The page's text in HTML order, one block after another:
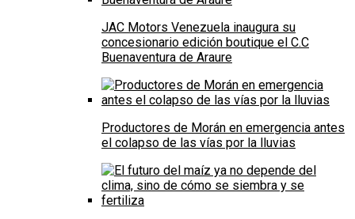
JAC Motors Venezuela inaugura su
concesionario edición boutique el C.C
Buenaventura de Araure
Productores de Morán en emergencia antes
el colapso de las vías por la lluvias